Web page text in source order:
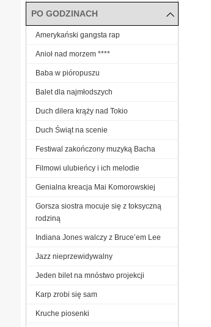
PO GODZINACH
Amerykański gangsta rap
Anioł nad morzem ****
Baba w pióropuszu
Balet dla najmłodszych
Duch dilera krąży nad Tokio
Duch Świąt na scenie
Festiwal zakończony muzyką Bacha
Filmowi ulubieńcy i ich melodie
Genialna kreacja Mai Komorowskiej
Gorsza siostra mocuje się z toksyczną
rodziną
Indiana Jones walczy z Bruce’em Lee
Jazz nieprzewidywalny
Jeden bilet na mnóstwo projekcji
Karp zrobi się sam
Kruche piosenki